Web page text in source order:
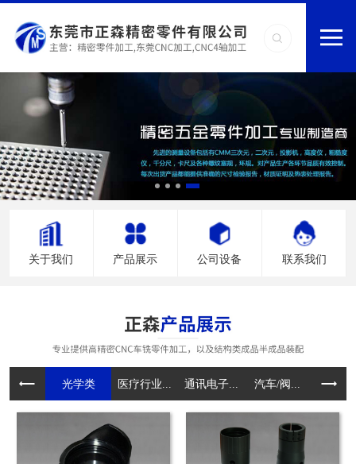
关于我们 产品展示 公司设备 联系我们
光学类 医疗行业... 通讯电子... 汽车/阀... 电动工